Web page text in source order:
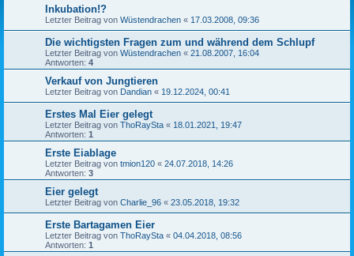
Inkubation!?
Letzter Beitrag von Wüstendrachen « 17.03.2008, 09:36
Die wichtigsten Fragen zum und während dem Schlupf
Letzter Beitrag von Wüstendrachen « 21.08.2007, 16:04
Antworten: 4
Verkauf von Jungtieren
Letzter Beitrag von Dandian « 19.12.2024, 00:41
Erstes Mal Eier gelegt
Letzter Beitrag von ThoRaySta « 18.01.2021, 19:47
Antworten: 1
Erste Eiablage
Letzter Beitrag von tmion120 « 24.07.2018, 14:26
Antworten: 3
Eier gelegt
Letzter Beitrag von Charlie_96 « 23.05.2018, 19:32
Erste Bartagamen Eier
Letzter Beitrag von ThoRaySta « 04.04.2018, 08:56
Antworten: 1